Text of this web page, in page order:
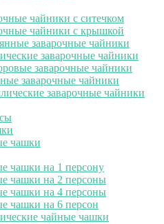
чайники с ситечком
чайники с крышкой
заварочные чайники
заварочные чайники
заварочные чайники
заварочные чайники
заварочные чайники
чашки
чашки на 1 персону
чашки на 2 персоны
чашки на 4 персоны
чашки на 6 персон
чайные чашки